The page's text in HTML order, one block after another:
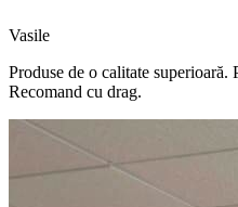
Vasile
Produse de o calitate superioară.
Recomand cu drag.